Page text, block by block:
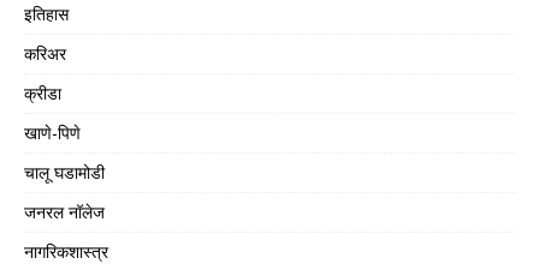
इतिहास
करिअर
क्रीडा
खाणे-पिणे
चालू घडामोडी
जनरल नॉलेज
नागरिकशास्त्र